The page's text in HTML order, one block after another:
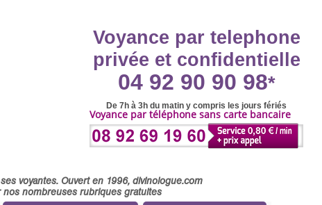
Voyance par telephone
privée et confidentielle
04 92 90 90 98*
De 7h à 3h du matin y compris les jours fériés
Voyance par téléphone sans carte bancaire
voyantes. Ouvert en 1996, divinologue.com
nombreuses rubriques gratuites